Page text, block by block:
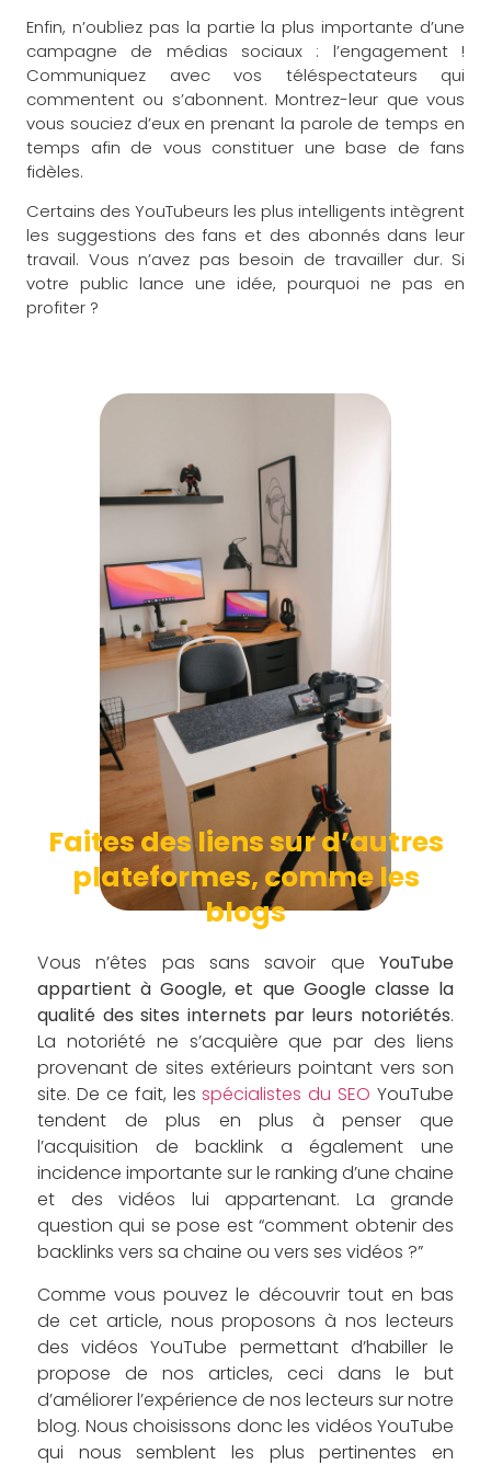
Enfin, n’oubliez pas la partie la plus importante d’une
campagne de médias sociaux : l’engagement !
Communiquez avec vos téléspectateurs qui
commentent ou s’abonnent. Montrez-leur que vous
vous souciez d’eux en prenant la parole de temps en
temps afin de vous constituer une base de fans
fidèles.
Certains des YouTubeurs les plus intelligents intègrent
les suggestions des fans et des abonnés dans leur
travail. Vous n’avez pas besoin de travailler dur. Si
votre public lance une idée, pourquoi ne pas en
profiter ?
Faites des liens sur d’autres
plateformes, comme les
blogs
Vous n’êtes pas sans savoir que YouTube
appartient à Google, et que Google classe la
qualité des sites internets par leurs notoriétés.
La notoriété ne s’acquière que par des liens
provenant de sites extérieurs pointant vers son
site. De ce fait, lesspécialistes du SEO YouTube
tendent de plus en plus à penser que
l’acquisition de backlink a également une
incidence importante sur le ranking d’une chaine
et des vidéos lui appartenant. La grande
question qui se pose est “comment obtenir des
backlinks vers sa chaine ou vers ses vidéos ?”
Comme vous pouvez le découvrir tout en bas
de cet article, nous proposons à nos lecteurs
des vidéos YouTube permettant d’habiller le
propose de nos articles, ceci dans le but
d’améliorer l’expérience de nos lecteurs sur notre
blog. Nous choisissons donc les vidéos YouTube
qui nous semblent les plus pertinentes en